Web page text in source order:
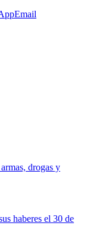
Email
drogas y
haberes el 30 de